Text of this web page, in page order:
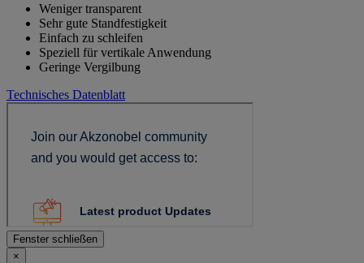
Weniger transparent
Sehr gute Standfestigkeit
Einfach zu schleifen
Speziell für vertikale Anwendung
Geringe Vergilbung
Technisches Datenblatt
Fenster schließen
×